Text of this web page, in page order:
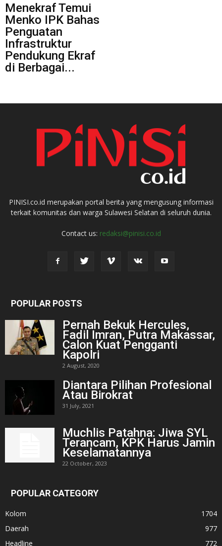
Menekraf Temui
Menko IPK Bahas
Penguatan
Infrastruktur
Pendukung Ekraf
di Berbagai...
PINISI.co.id merupakan portal berita yang mengusung informasi
terkait komunitas dan warga Sulawesi Selatan di seluruh dunia.
Contact us: redaksi@pinisi.co.id
POPULAR POSTS
Pernah Bekuk Hercules,
Fadil Imran, Putra Makassar,
Calon Kuat Pengganti
Kapolri
2 August, 2020
Diantara Pilihan Profesional
Atau Birokrat
31 July, 2021
Muchlis Patahna: Jiwa SYL
Terancam, KPK Harus Jamin
Keselamatannya
22 October, 2023
POPULAR CATEGORY
Kolom
1704
Daerah
977
Headline
772